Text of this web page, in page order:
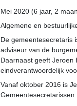
Mei 2020 (6 jaar, 2
Algemene en
De gemeentesecretaris
adviseur van de
Daarnaast geeft Jeroen
eindverantwoordelijk
Vanaf oktober 2016 is
Gemeentesecretarissen